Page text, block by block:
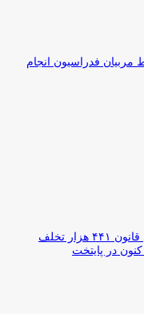
فدراسیون انجام
فاجعه موتورسواری در ایران: اعمال قانون ۴۴۱ هزار تخلف